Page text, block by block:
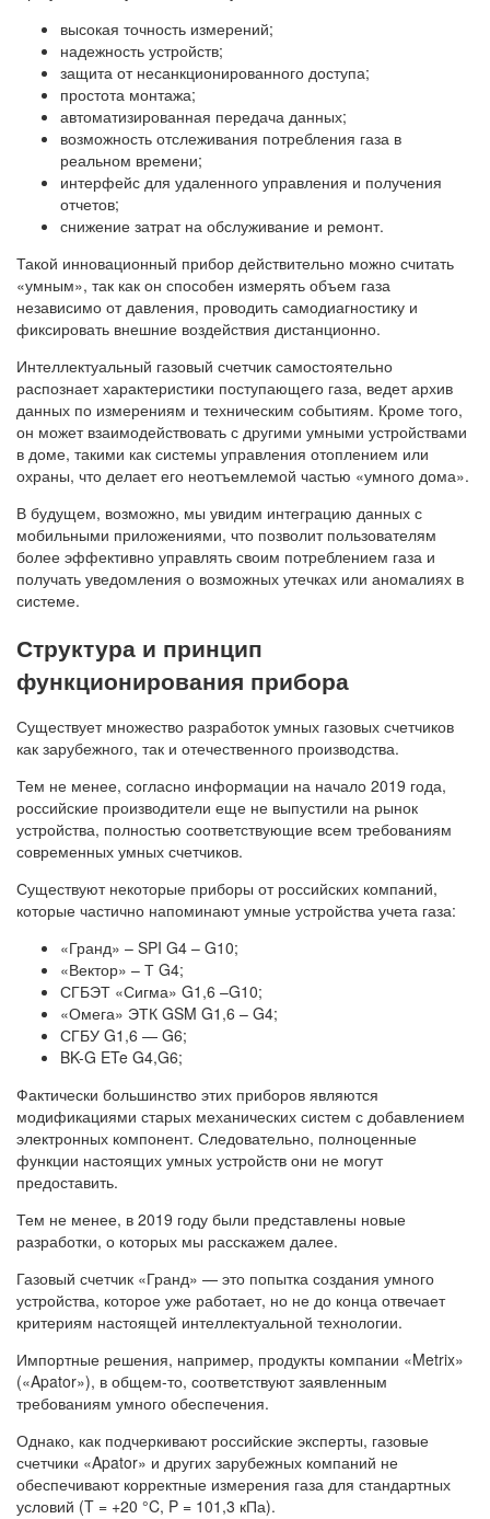
высокая точность измерений;
надежность устройств;
защита от несанкционированного доступа;
простота монтажа;
автоматизированная передача данных;
возможность отслеживания потребления газа в
реальном времени;
интерфейс для удаленного управления и получения
отчетов;
снижение затрат на обслуживание и ремонт.
Такой инновационный прибор действительно можно считать
«умным», так как он способен измерять объем газа
независимо от давления, проводить самодиагностику и
фиксировать внешние воздействия дистанционно.
Интеллектуальный газовый счетчик самостоятельно
распознает характеристики поступающего газа, ведет архив
данных по измерениям и техническим событиям. Кроме того,
он может взаимодействовать с другими умными устройствами
в доме, такими как системы управления отоплением или
охраны, что делает его неотъемлемой частью «умного дома».
В будущем, возможно, мы увидим интеграцию данных с
мобильными приложениями, что позволит пользователям
более эффективно управлять своим потреблением газа и
получать уведомления о возможных утечках или аномалиях в
системе.
Структура и принцип
функционирования прибора
Существует множество разработок умных газовых счетчиков
как зарубежного, так и отечественного производства.
Тем не менее, согласно информации на начало 2019 года,
российские производители еще не выпустили на рынок
устройства, полностью соответствующие всем требованиям
современных умных счетчиков.
Существуют некоторые приборы от российских компаний,
которые частично напоминают умные устройства учета газа:
«Гранд» – SPI G4 – G10;
«Вектор» – Т G4;
СГБЭТ «Сигма» G1,6 –G10;
«Омега» ЭТК GSM G1,6 – G4;
СГБУ G1,6 — G6;
BK-G ETe G4,G6;
Фактически большинство этих приборов являются
модификациями старых механических систем с добавлением
электронных компонент. Следовательно, полноценные
функции настоящих умных устройств они не могут
предоставить.
Тем не менее, в 2019 году были представлены новые
разработки, о которых мы расскажем далее.
Газовый счетчик «Гранд» — это попытка создания умного
устройства, которое уже работает, но не до конца отвечает
критериям настоящей интеллектуальной технологии.
Импортные решения, например, продукты компании «Metrix»
(«Apator»), в общем-то, соответствуют заявленным
требованиям умного обеспечения.
Однако, как подчеркивают российские эксперты, газовые
счетчики «Apator» и других зарубежных компаний не
обеспечивают корректные измерения газа для стандартных
условий (T = +20 °C, P = 101,3 кПа).